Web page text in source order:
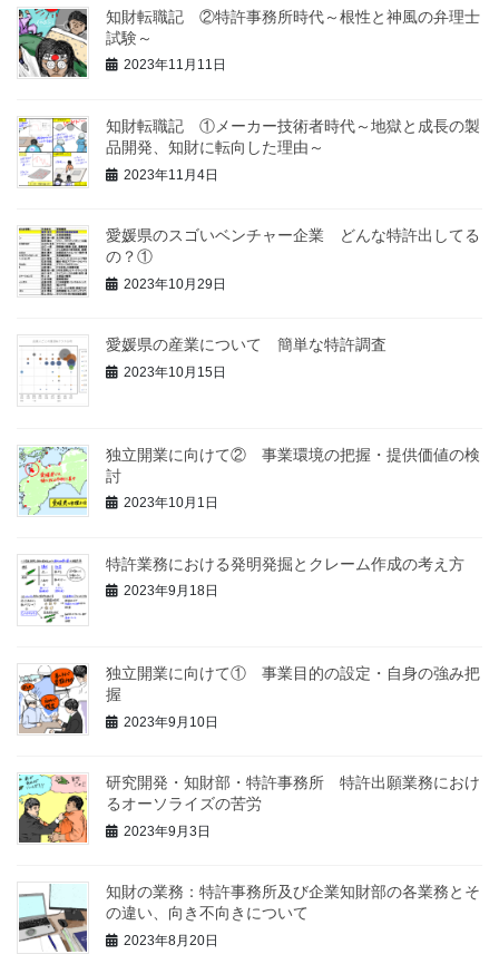
知財転職記 ②特許事務所時代～根性と神風の弁理士
試験～
2023年11月11日
知財転職記 ①メーカー技術者時代～地獄と成長の製
品開発、知財に転向した理由～
2023年11月4日
愛媛県のスゴいベンチャー企業 どんな特許出してる
の？①
2023年10月29日
愛媛県の産業について 簡単な特許調査
2023年10月15日
独立開業に向けて② 事業環境の把握・提供価値の検
討
2023年10月1日
特許業務における発明発掘とクレーム作成の考え方
2023年9月18日
独立開業に向けて① 事業目的の設定・自身の強み把
握
2023年9月10日
研究開発・知財部・特許事務所 特許出願業務におけ
るオーソライズの苦労
2023年9月3日
知財の業務：特許事務所及び企業知財部の各業務とそ
の違い、向き不向きについて
2023年8月20日